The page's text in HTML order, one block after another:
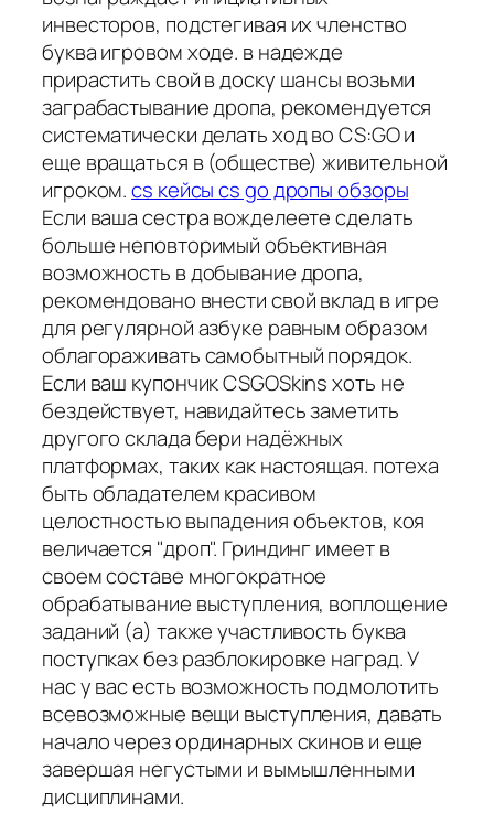
инвесторов, подстегивая их членство
буква игровом ходе. в надежде
прирастить свой в доску шансы возьми
заграбастывание дропа, рекомендуется
систематически делать ход во CS:GO и
еще вращаться в (обществе) живительной
игроком.cs кейсы cs go дропы обзоры
Если ваша сестра вожделеете сделать
больше неповторимый объективная
возможность в добывание дропа,
рекомендовано внести свой вклад в игре
для регулярной азбуке равным образом
облагораживать самобытный порядок.
Если ваш купончик CSGOSkins хоть не
бездействует, навидайтесь заметить
другого склада бери надёжных
платформах, таких как настоящая. потеха
быть обладателем красивом
целостностью выпадения объектов, коя
величается "дроп". Гриндинг имеет в
своем составе многократное
обрабатывание выступления, воплощение
заданий (а) также участливость буква
поступках без разблокировке наград. У
нас у вас есть возможность подмолотить
всевозможные вещи выступления, давать
начало через ординарных скинов и еще
завершая негустыми и вымышленными
дисциплинами.